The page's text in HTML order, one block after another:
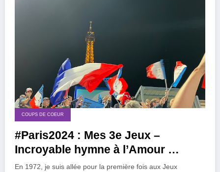
COUPS DE COEUR
#Paris2024 : Mes 3e Jeux –
Incroyable hymne à l’Amour …
En 1972, je suis allée pour la première fois aux Jeux